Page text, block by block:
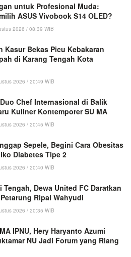
untuk Profesional Muda:
ASUS Vivobook S14 OLED?
2026 / 08:39 WIB
Kasur Bekas Picu Kebakaran
di Karang Tengah Kota
2026 / 20:49 WIB
Chef Internasional di Balik
Kuliner Kontemporer SU MA
2026 / 20:45 WIB
Sepele, Begini Cara Obesitas
Diabetes Tipe 2
2026 / 20:40 WIB
Tengah, Dewa United FC Daratkan
Ripal Wahyudi
2026 / 20:35 WIB
IPNU, Hery Haryanto Azumi
NU Jadi Forum yang Riang